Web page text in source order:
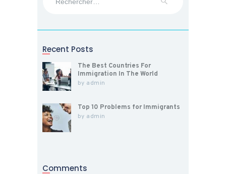
Recent Posts
The Best Countries For
Immigration In The World
by admin
Top 10 Problems for Immigrants
by admin
Comments